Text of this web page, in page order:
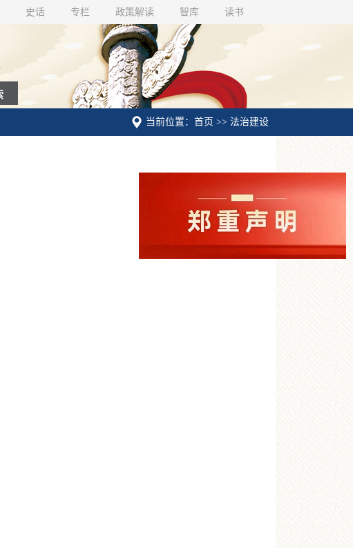
史话 专栏 政策解读 智库 读书
当前位置：首页 >> 法治建设